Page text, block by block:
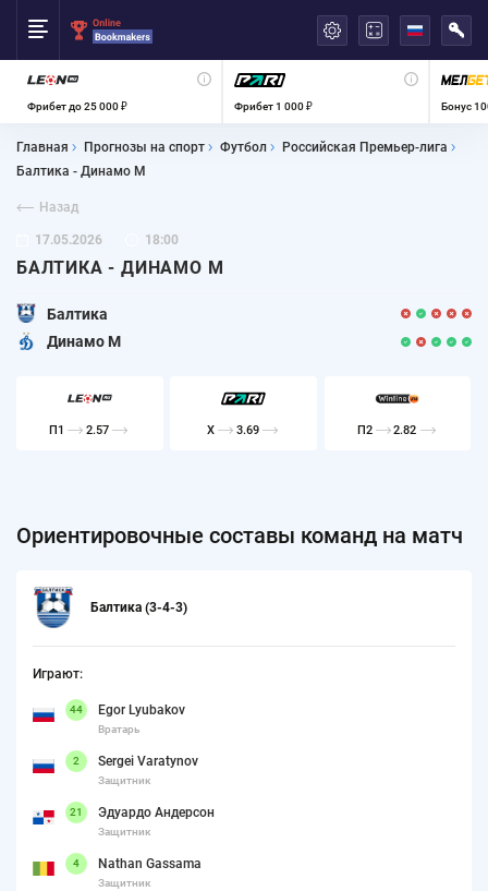
Фрибет до 25 000 ₽ Фрибет 1 000 ₽ Бонус
Главная Прогнозы на спорт Футбол
Российская Премьер-лига
Балтика - Динамо М
Назад
17.05.2026 18:00
БАЛТИКА - ДИНАМО М
Балтика
Динамо М
П1 2.57 X 3.69 П2 2.82
Ориентировочные составы команд на матч
Балтика (3-4-3)
Играют:
44 Egor Lyubakov
Вратарь
2 Sergei Varatynov
Защитник
21 Эдуардо Андерсон
Защитник
4 Nathan Gassama
Защитник